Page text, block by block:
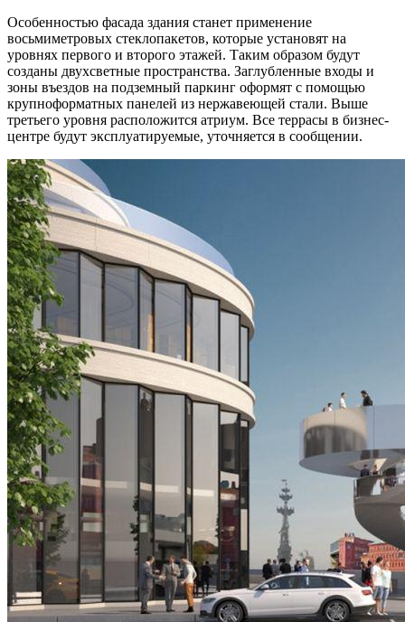
Особенностью фасада здания станет применение
восьмиметровых стеклопакетов, которые установят на
уровнях первого и второго этажей. Таким образом будут
созданы двухсветные пространства. Заглубленные входы и
зоны въездов на подземный паркинг оформят с помощью
крупноформатных панелей из нержавеющей стали. Выше
третьего уровня расположится атриум. Все террасы в бизнес-
центре будут эксплуатируемые, уточняется в сообщении.